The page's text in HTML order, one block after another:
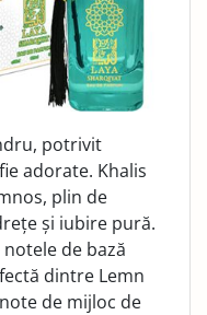
potrivit
adorate. Khalis
plin de
și iubire pură.
de bază
dintre Lemn
de mijloc de